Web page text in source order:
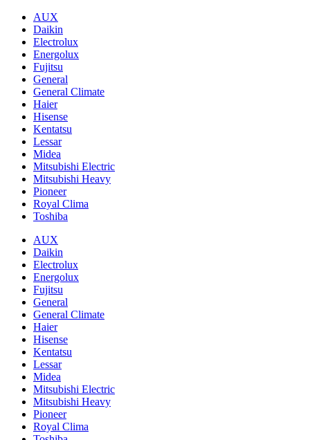
AUX
Daikin
Electrolux
Energolux
Fujitsu
General
General Climate
Haier
Hisense
Kentatsu
Lessar
Midea
Mitsubishi Electric
Mitsubishi Heavy
Pioneer
Royal Clima
Toshiba
AUX
Daikin
Electrolux
Energolux
Fujitsu
General
General Climate
Haier
Hisense
Kentatsu
Lessar
Midea
Mitsubishi Electric
Mitsubishi Heavy
Pioneer
Royal Clima